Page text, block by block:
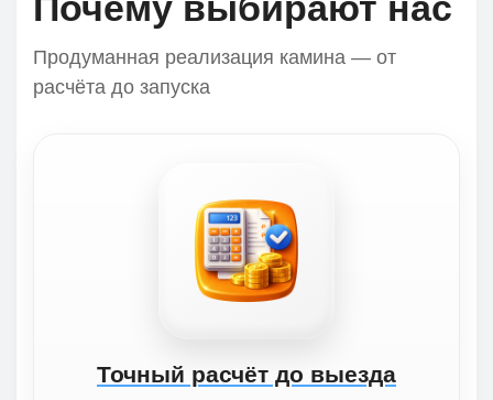
Продуманная реализация камина — от
расчёта до запуска
Точный расчёт до выезда